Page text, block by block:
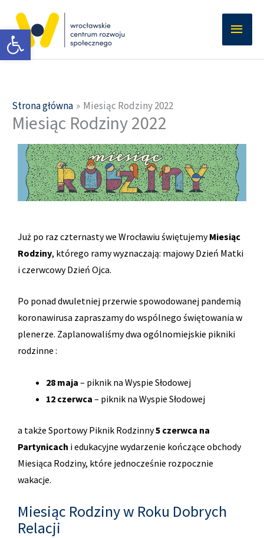
Otwórz pasek narzędzi
treści
Strona główna Miesiąc Rodziny 2022
Miesiąc Rodziny 2022
Już po raz czternasty we Wrocławiu świętujemyMiesiąc
Rodziny, którego ramy wyznaczają: majowy Dzień Matki
i czerwcowy Dzień Ojca.
Po ponad dwuletniej przerwie spowodowanej pandemią
koronawirusa zapraszamy do wspólnego świętowania w
plenerze. Zaplanowaliśmy dwa ogólnomiejskie pikniki
rodzinne :
28 maja – piknik na Wyspie Słodowej
12 czerwca – piknik na Wyspie Słodowej
a także Sportowy Piknik Rodzinny5 czerwca na
Partynicach i edukacyjne wydarzenie kończące obchody
Miesiąca Rodziny, które jednocześnie rozpocznie
wakacje.
Miesiąc Rodziny w Roku Dobrych
Relacji